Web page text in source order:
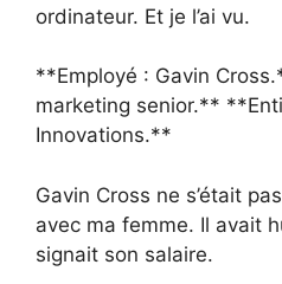
ordinateur. Et je l’ai vu.
**Employé : Gavin
marketing senior.**
Innovations.**
Gavin Cross ne s’était
avec ma femme. Il avait
signait son salaire.